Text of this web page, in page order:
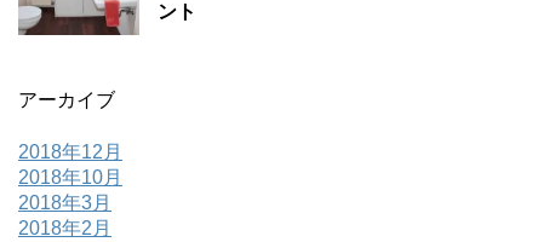
ント
アーカイブ
2018年12月
2018年10月
2018年3月
2018年2月